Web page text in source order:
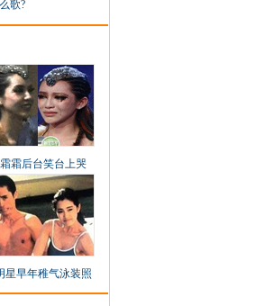
歌?
霜后台笑台上哭
星早年稚气泳装照